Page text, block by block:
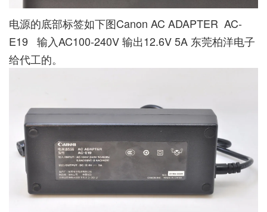
电源的底部标签如下图Canon AC ADAPTER AC-
E19 输入AC100-240V 输出12.6V 5A 东莞柏洋电子
给代工的。